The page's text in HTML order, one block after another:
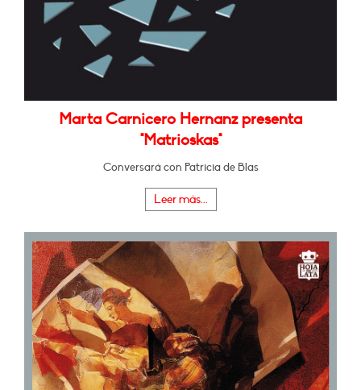
Marta Carnicero Hernanz presenta
"Matrioskas"
Conversará con Patricia de Blas
Leer más...